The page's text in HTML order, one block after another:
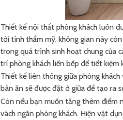
Thiết kế nội thất phòng khách luôn
tới tính thẩm mỹ, không gian này
trong quá trình sinh hoạt chung của
trí phòng khách liền bếp để tiết kiệm
Thiết kế liên thông giữa phòng
bàn ăn sẽ được đặt ở giữa để tạo ra
Còn nếu bạn muốn tăng thêm điểm
vách ngăn phòng khách. Hiện vật